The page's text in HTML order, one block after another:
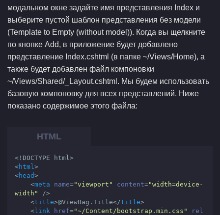
модальном окне задайте имя представления Index и
выберите пустой шаблон представления без модели
(Template to Empty (without model)). Когда вы щелкните
по кнопке Add, в приложение будет добавлено
представление Index.cshtml (в папке ~/Views/Home), а
также будет добавлен файл компоновки
~/Views/Shared/_Layout.cshtml. Мы будем использовать
базовую компоновку для всех представлений. Ниже
показано содержимое этого файла:
<!DOCTYPE html>
<html>
<head>
<meta name="viewport" content="width=device-
width"
/>
<title>@ViewBag.Title</title>
< link href="~/Content/bootstrap.min.css"
rel